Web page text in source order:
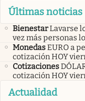
Últimas noticias
BienestarLavarse
vez más personas
MonedasEURO a
cotización HOY
Cotizaciones
cotización HOY
Actualidad